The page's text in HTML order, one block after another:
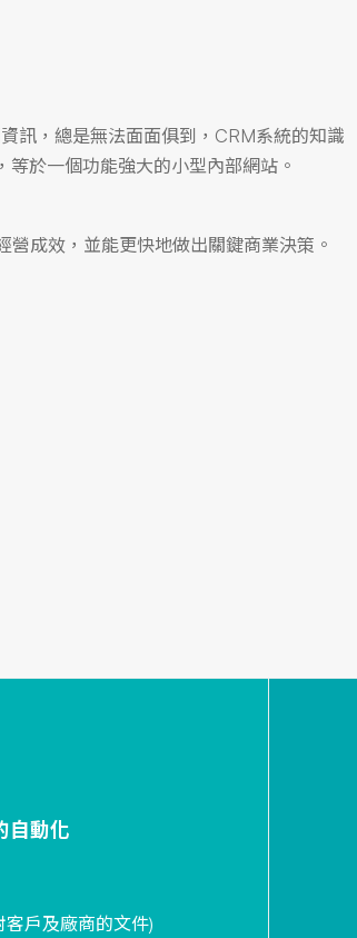
訊，總是無法面面俱到，CRM系統的知識
於一個功能強大的小型內部網站。
成效，並能更快地做出關鍵商業決策。
自動化
戶及廠商的文件)